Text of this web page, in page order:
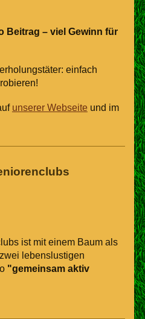
Beitrag – viel Gewinn für
einfach
unserer Webseiteund im
ist mit einem Baum als
lebenslustigen
"gemeinsam aktiv